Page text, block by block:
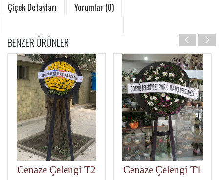
Çiçek Detayları Yorumlar (0)
BENZER ÜRÜNLER
Cenaze Çelengi T2 Cenaze Çelengi T1